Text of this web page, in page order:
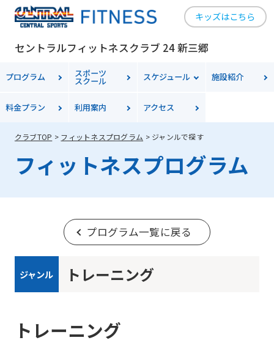
キッズはこちら
セントラルフィットネスクラブ 24 新三郷
プログラム スポーツ
スクール スケジュール 施設紹介
料金プラン 利用案内 アクセス
クラブTOP フィットネスプログラム ジャンルで探す
フィットネスプログラム
プログラム一覧に戻る
ジャンル トレーニング
トレーニング